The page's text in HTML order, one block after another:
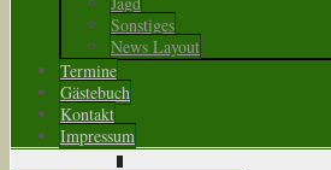
Sonstiges
News Layout
Termine
Gästebuch
Kontakt
Impressum